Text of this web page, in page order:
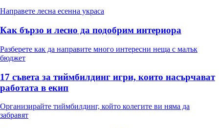
Направете лесна есенна украса
Как бързо и лесно да подобрим интериора
Разберете как да направите много интересни неща с малък
бюджет
17 съвета за тиймбилдинг игри, които насърчават
работата в екип
Организирайте тиймбилдинг, който колегите ви няма да
забравят